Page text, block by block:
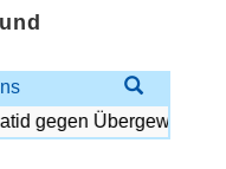
Übergewicht und